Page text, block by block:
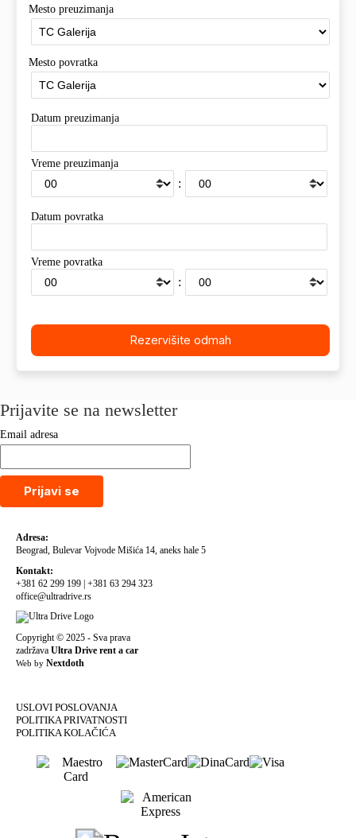
Mesto preuzimanja
Mesto povratka
Datum preuzimanja
Vreme preuzimanja
:
Datum povratka
Vreme povratka
:
Prijavite se na newsletter
Email adresa
Prijavi se
Adresa:
Beograd, Bulevar Vojvode Mišića 14, aneks hale 5
Kontakt:
+381 62 299 199 | +381 63 294 323
office@ultradrive.rs
Copyright © 2025 - Sva prava
zadržava Ultra Drive rent a car
Web by Nextdoth
USLOVI POSLOVANJA
POLITIKA PRIVATNOSTI
POLITIKA KOLAČIĆA